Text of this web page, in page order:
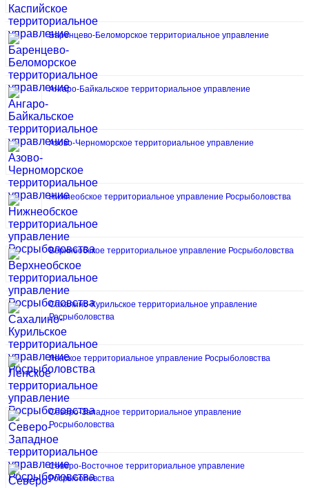
Баренцево-Беломорское территориальное управление
Ангаро-Байкальское территориальное управление
Азово-Черноморское территориальное управление
Нижнеобское территориальное управление Росрыболовства
Верхнеобское территориальное управление Росрыболовства
Сахалино-Курильское территориальное управление
Росрыболовства
Ленское территориальное управление Росрыболовства
Северо-Западное территориальное управление
Росрыболовства
Северо-Восточное территориальное управление
Росрыболовства